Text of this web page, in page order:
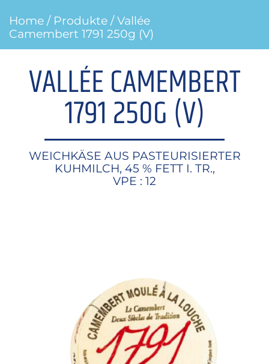
Home / Produkte / Vallée
Camembert 1791 250g (V)
VALLÉE CAMEMBERT
1791 250G (V)
WEICHKÄSE AUS PASTEURISIERTER
KUHMILCH, 45 % FETT I. TR.,
VPE : 12